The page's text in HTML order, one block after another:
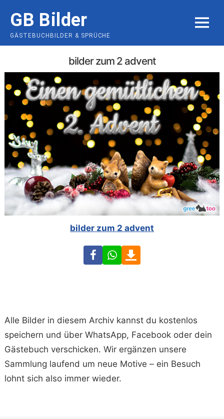
content
GB Bilder
GÄSTEBUCHBILDER & SPRÜCHE
MENU
bilder zum 2 advent
bilder zum 2 advent
FacebookWhatsApp
Alle Bilder in diesem Archiv kannst du kostenlos
speichern und über WhatsApp, Facebook oder dein
Gästebuch verschicken. Wir ergänzen unsere
Sammlung laufend um neue Motive – ein Besuch
lohnt sich also immer wieder.